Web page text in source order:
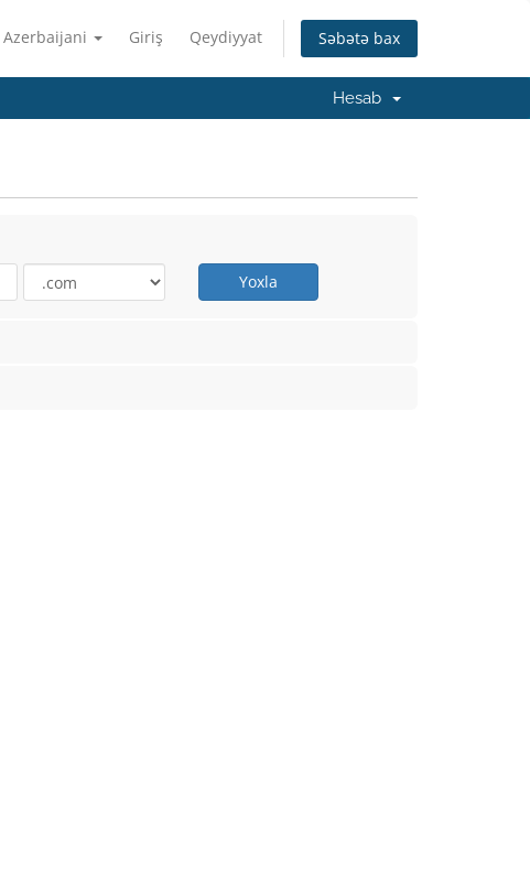
Azerbaijani Giriş Qeydiyyat Səbətə bax
Hesab
Yoxla